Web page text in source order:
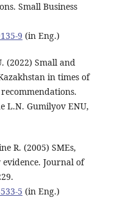
Small Business
9 (in Eng.)
(2022) Small and
in times of
L.N. Gumilyov ENU,
R. (2005) SMEs,
Journal of
5 (in Eng.)